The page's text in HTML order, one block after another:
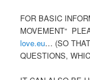
FOR BASIC
MOVEMENT“
love.eu… (SO
QUESTIONS,